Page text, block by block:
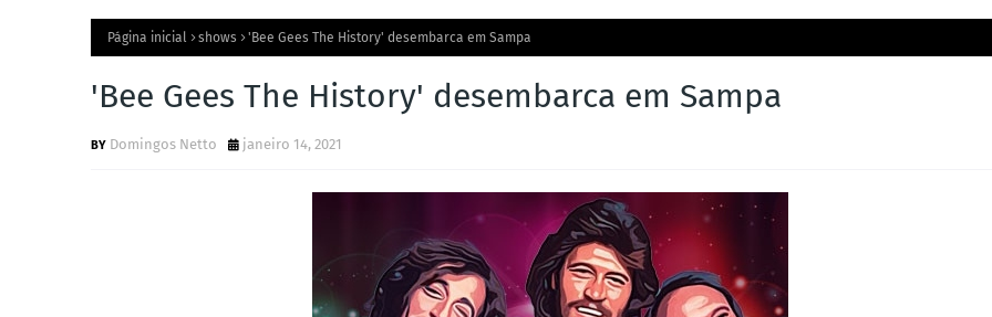
Página inicial shows 'Bee Gees The History' desembarca em Sampa
'Bee Gees The History' desembarca em Sampa
Domingos Netto janeiro 14, 2021